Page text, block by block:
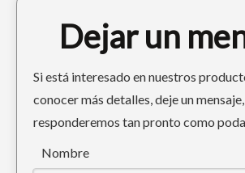
Mini cubo de lodo inclinado inclinable 6-8 toneladas
Dejar un
Si está interesado en nuestros
conocer más detalles, deje un
responderemos tan pronto como
Nombre